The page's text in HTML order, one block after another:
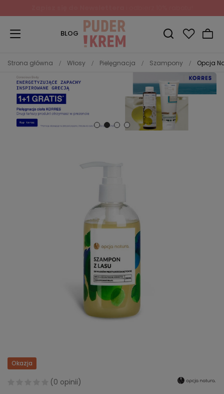
BLOG
Strona główna Włosy Pielęgnacja Szampony Opcja
Okazja
(0 opinii)